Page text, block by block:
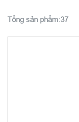
Tổng sản phẩm:37